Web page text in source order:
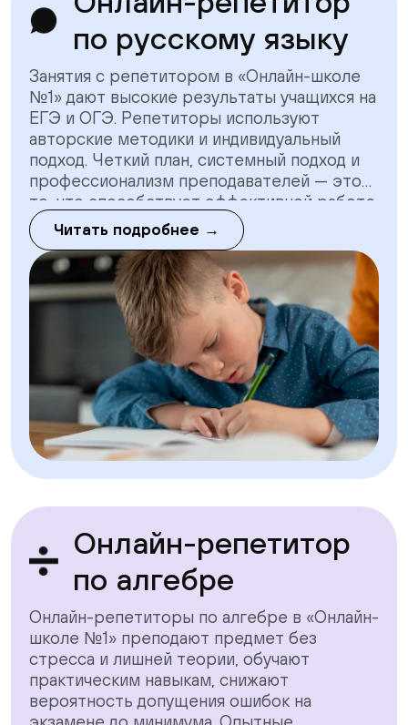
по русскому языку
Занятия с репетитором в «Онлайн-школе
№1» дают высокие результаты учащихся на
ЕГЭ и ОГЭ. Репетиторы используют
авторские методики и индивидуальный
подход. Четкий план, системный подход и
профессионализм преподавателей — это
то, что способствует эффективной работе
с учащимися. Репетитор по русскому языку
поможет ребенку повысить успеваемость,
устранить пробелы по пройденным темам,
догнать школьную программу.
Читать подробнее →
Онлайн-репетитор
по алгебре
Онлайн-репетиторы по алгебре в «Онлайн-
школе №1» преподают предмет без
стресса и лишней теории, обучают
практическим навыкам, снижают
вероятность допущения ошибок на